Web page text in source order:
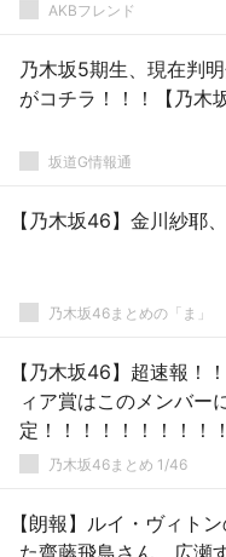
AKBフレンド
乃木坂5期生、現在判
がコチラ！！！【乃木
坂道G情報通
【乃木坂46】金川紗耶
乃木坂46まとめの「ま」
【乃木坂46】超速報！
ィア賞はこのメンバー
定！！！！！！！！！
乃木坂46まとめ 1/46
【朗報】ルイ・ヴィト
た齋藤飛鳥さん、広瀬